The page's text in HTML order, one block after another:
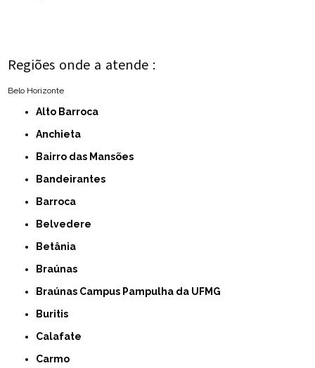
Regiões onde a atende :
Belo Horizonte
Alto Barroca
Anchieta
Bairro das Mansões
Bandeirantes
Barroca
Belvedere
Betânia
Braúnas
Braúnas Campus Pampulha da UFMG
Buritis
Calafate
Carmo